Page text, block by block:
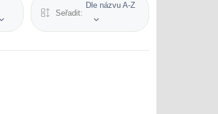
Seřadit:
Dle názvu A-Z